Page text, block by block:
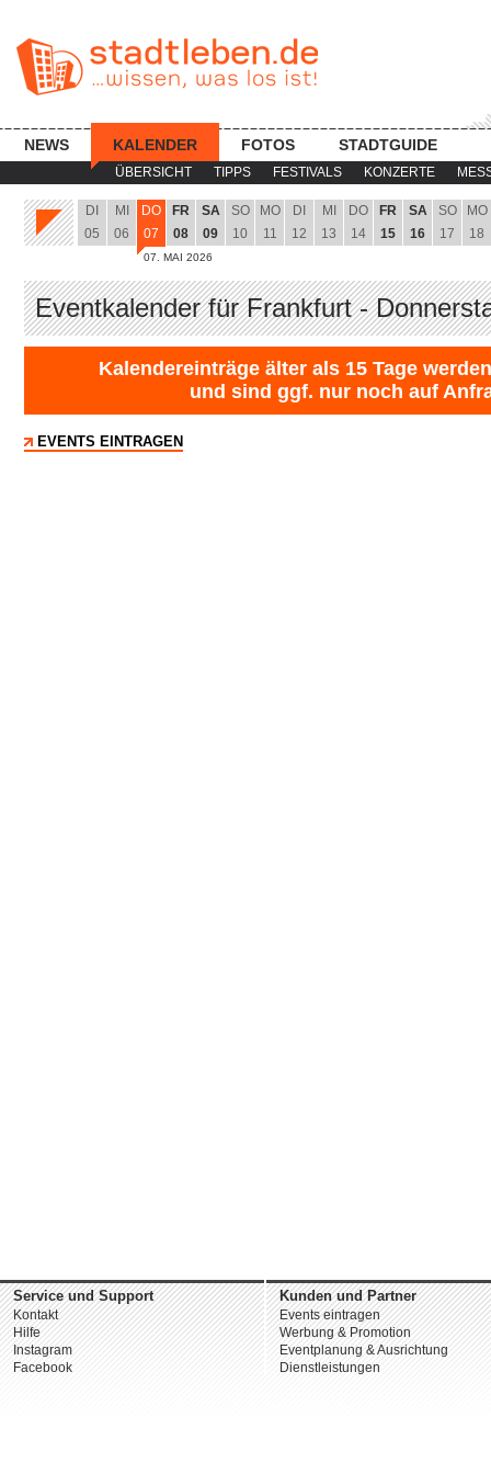
ÜBERSICHT TIPPS FESTIVALS KONZERTE
NEWS KALENDER FOTOS STADTGUIDE
DI
05
MI
06
DO
07
07. MAI 2026
FR
08
SA
09
SO
10
MO
11
DI
12
MI
13
DO
14
FR
15
SA
16
SO
17
MO
18
Eventkalender für Frankfurt -
Kalendereinträge älter als 15 Tage
und sind ggf. nur noch auf
EVENTS EINTRAGEN
Service und Support
Kontakt
Hilfe
Instagram
Facebook
Kunden und Partner
Events eintragen
Werbung & Promotion
Eventplanung & Ausrichtung
Dienstleistungen